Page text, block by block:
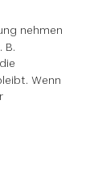
nehmen
B.
Wenn